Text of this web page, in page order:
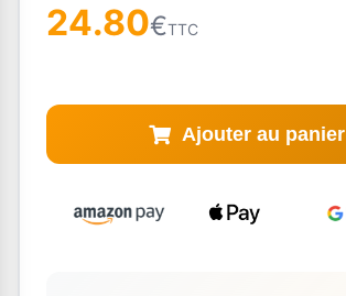
24.80€TTC
Ajouter au panier